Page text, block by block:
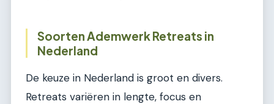
Soorten Ademwerk Retreats in
Nederland
De keuze in Nederland is groot en divers.
Retreats variëren in lengte, focus en